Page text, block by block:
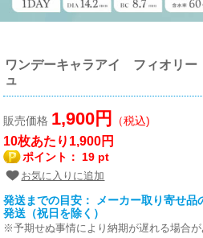
ワンデーキャラアイ フィオリー
ュ
販売価格 1,900円 （税込)
10枚あたり1,900円
ポイント： 19 pt
お気に入りに追加
発送までの目安： メーカー取り寄せ品
発送（祝日を除く）
※予期せぬ事情により納期が遅れる場合が